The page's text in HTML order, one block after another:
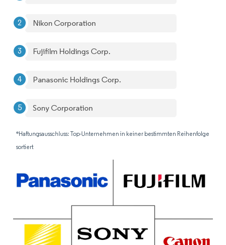
Nikon Corporation
Fujifilm Holdings Corp.
Panasonic Holdings Corp.
Sony Corporation
*Haftungsausschluss: Top-Unternehmen in keiner bestimmten Reihenfolge
sortiert